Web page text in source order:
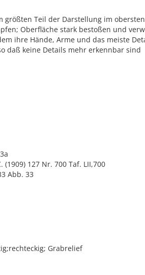
größten Teil der Darstellung im
Oberfläche stark bestoßen und
ihre Hände, Arme und das meiste
daß keine Details mehr erkennbar sind
(1909) 127 Nr. 700 Taf. LII,700
Abb. 33
Grabrelief